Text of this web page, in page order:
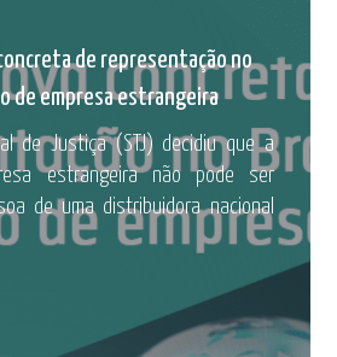
de representação no
de empresa estrangeira
de Justiça (STJ) decidiu que a
estrangeira não pode ser
de uma distribuidora nacional